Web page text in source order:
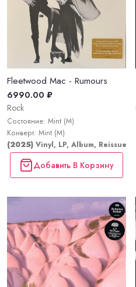
Fleetwood Mac - Rumours
6990.00 ₽
Rock
Состояние: Mint (M)
Конверт: Mint (M)
(2025) Vinyl, LP, Album, Reissue,
Добавить В Корзину